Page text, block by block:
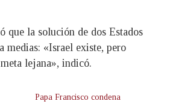
que la solución de dos Estados
medias: «Israel existe, pero
lejana», indicó.
Papa Francisco condena